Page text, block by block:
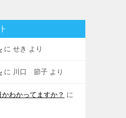
に せき より
に 川口 節子 より
わかってますか？ に